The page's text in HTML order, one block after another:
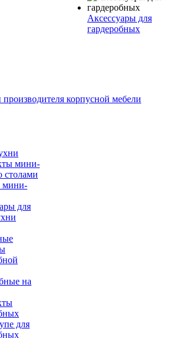
Аксессуары для
гардеробных
мини-
столами
мини-
для
на
для